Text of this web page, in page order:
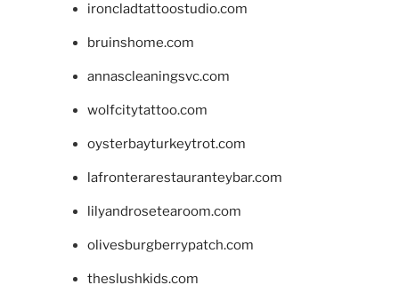
ironcladtattoostudio.com
bruinshome.com
annascleaningsvc.com
wolfcitytattoo.com
oysterbayturkeytrot.com
lafronterarestauranteybar.com
lilyandrosetearoom.com
olivesburgberrypatch.com
theslushkids.com